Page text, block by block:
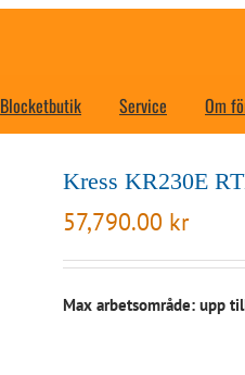
Blocketbutik Service Om
Kress KR230E
57,790.00 kr
Max arbetsområde: upp